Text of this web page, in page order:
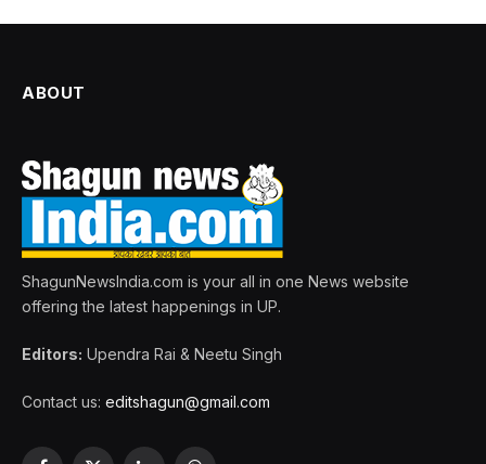
ABOUT
ShagunNewsIndia.com is your all in one News website
offering the latest happenings in UP.
Editors: Upendra Rai & Neetu Singh
Contact us: editshagun@gmail.com